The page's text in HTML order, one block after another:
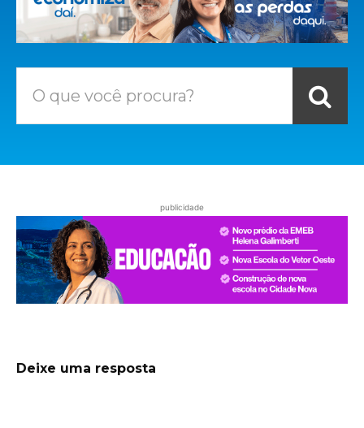
O que você procura?
publicidade
Deixe uma resposta